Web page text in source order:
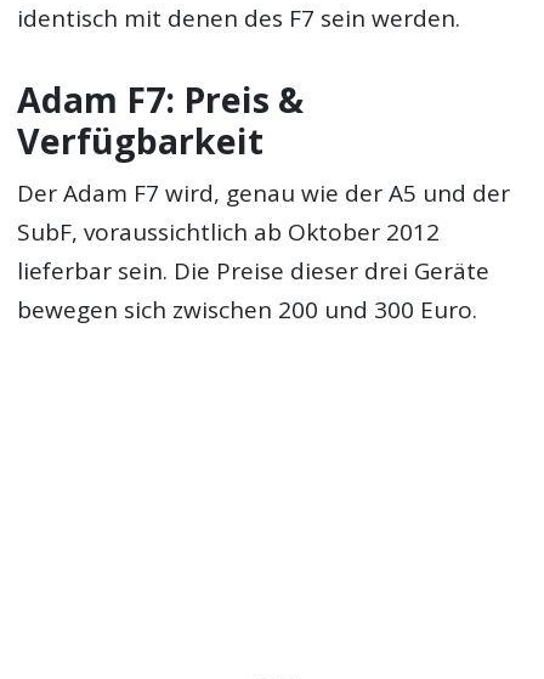
identisch mit denen des F7 sein werden.
Adam F7: Preis &
Verfügbarkeit
Der Adam F7 wird, genau wie der A5 und der
SubF, voraussichtlich ab Oktober 2012
lieferbar sein. Die Preise dieser drei Geräte
bewegen sich zwischen 200 und 300 Euro.